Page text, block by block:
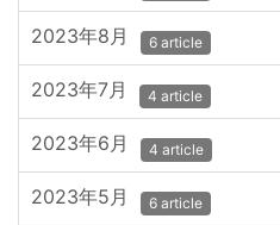
2023年8月 6 article
2023年7月 4 article
2023年6月 4 article
2023年5月 6 article